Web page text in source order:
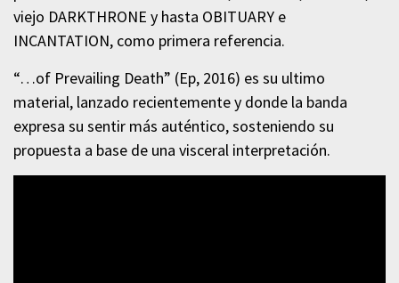
viejo DARKTHRONE y hasta OBITUARY e
INCANTATION, como primera referencia.
“…of Prevailing Death” (Ep, 2016) es su ultimo
material, lanzado recientemente y donde la banda
expresa su sentir más auténtico, sosteniendo su
propuesta a base de una visceral interpretación.